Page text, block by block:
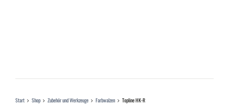
Start Shop Zubehör und Werkzeuge Farbwalzen Topline HK-R